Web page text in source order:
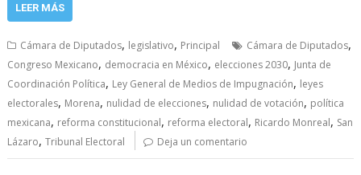
LEER MÁS
Cámara de Diputados, legislativo, Principal Cámara de Diputados,
Congreso Mexicano, democracia en México, elecciones 2030, Junta de
Coordinación Política, Ley General de Medios de Impugnación, leyes
electorales, Morena, nulidad de elecciones, nulidad de votación, política
mexicana, reforma constitucional, reforma electoral, Ricardo Monreal, San
Lázaro,Tribunal Electoral Deja un comentario